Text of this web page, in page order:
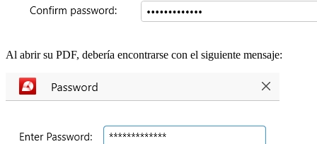
Al abrir su PDF, debería encontrarse con el siguiente mensaje: